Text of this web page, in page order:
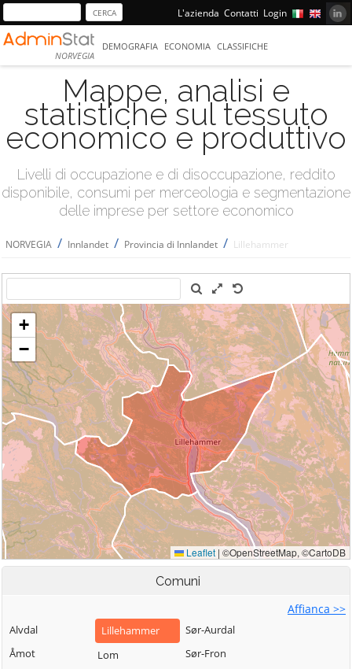
L'azienda Contatti Login
NORVEGIA
DEMOGRAFIA ECONOMIA CLASSIFICHE
Mappe, analisi e
statistiche sul tessuto
economico e produttivo
Livelli di occupazione e di disoccupazione, reddito
disponibile, consumi per merceologia e segmentazione
delle imprese per settore economico
NORVEGIA / Innlandet / Provincia di Innlandet / Lillehammer
Comuni
Affianca >>
Alvdal
Åmot
Lillehammer
Lom
Sør-Aurdal
Sør-Fron